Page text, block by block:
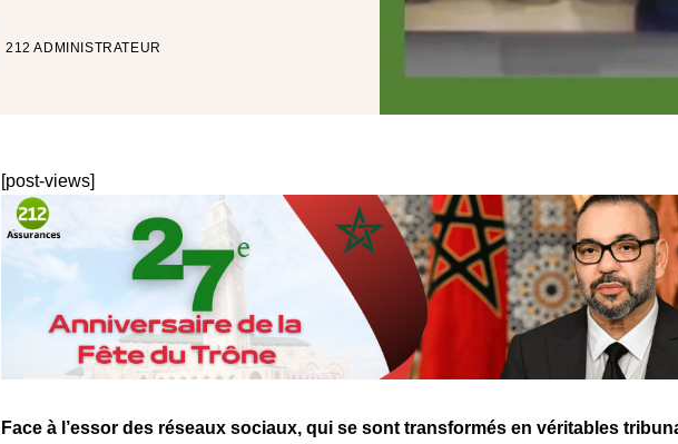
212 ADMINISTRATEUR
[post-views]
Face à l’essor des réseaux sociaux, qui se sont transformés en véritables